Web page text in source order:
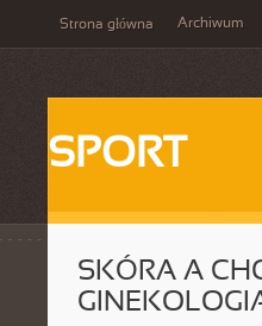
Strona główna Archiwum
SPORT
SKÓRA A